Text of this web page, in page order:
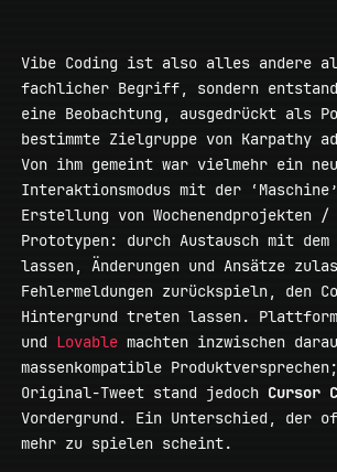
Vibe Coding ist also alles andere
fachlicher Begriff, sondern
eine Beobachtung, ausgedrückt als
bestimmte Zielgruppe von Karpathy
Von ihm gemeint war vielmehr ein
Interaktionsmodus mit der
Erstellung von Wochenendprojekten /
Prototypen: durch Austausch mit dem
lassen, Änderungen und Ansätze
Fehlermeldungen zurückspieln, den
Hintergrund treten lassen.
und Lovable machten inzwischen
massenkompatible
Original-Tweet stand jedoch Cursor
Vordergrund. Ein Unterschied, der
mehr zu spielen scheint.